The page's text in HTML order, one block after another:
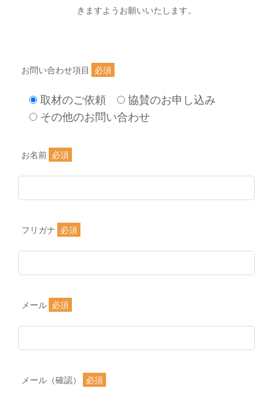
きますようお願いいたします。
お問い合わせ項目 必須
取材のご依頼
協賛のお申し込み
その他のお問い合わせ
お名前 必須
フリガナ 必須
メール 必須
メール（確認） 必須